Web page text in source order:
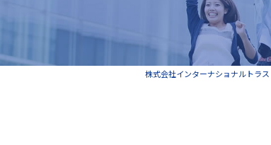
株式会社インターナショナルトラス